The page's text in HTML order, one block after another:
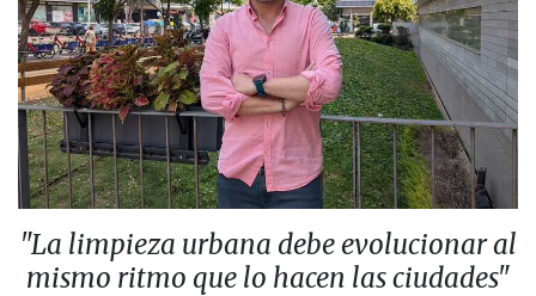
"La limpieza urbana debe evolucionar al
mismo ritmo que lo hacen las ciudades"